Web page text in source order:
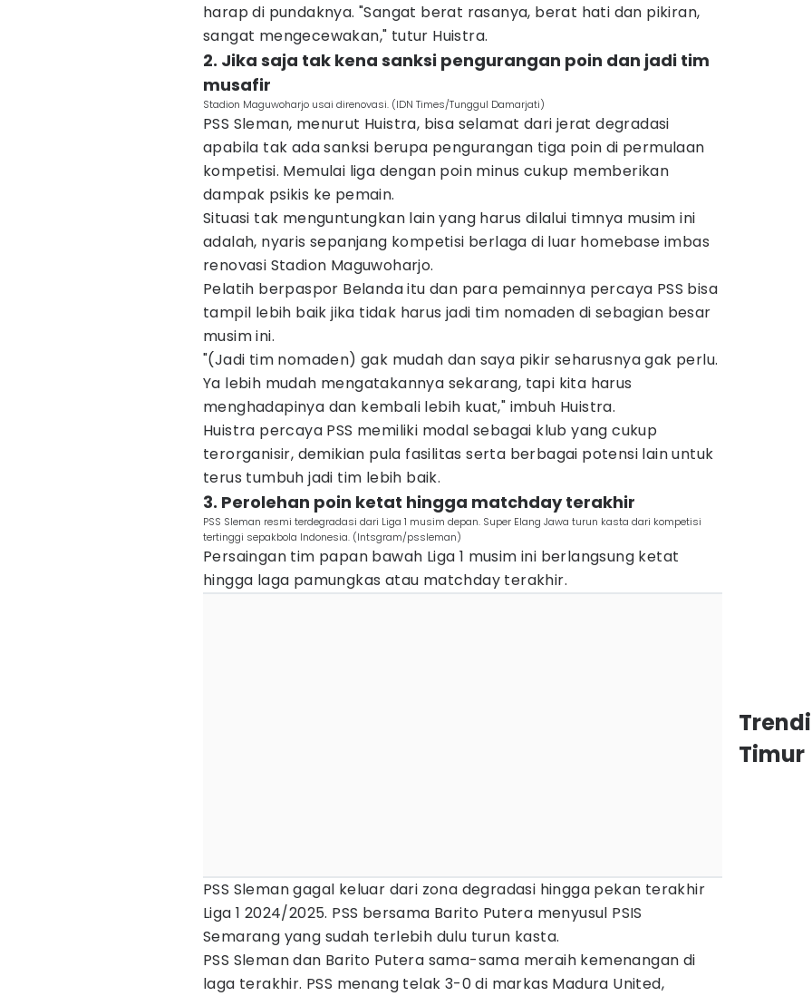
harap di pundaknya. "Sangat berat rasanya, berat hati dan pikiran,
sangat mengecewakan," tutur Huistra.
2. Jika saja tak kena sanksi pengurangan poin dan jadi tim
musafir
Stadion Maguwoharjo usai direnovasi. (IDN Times/Tunggul Damarjati)
PSS Sleman, menurut Huistra, bisa selamat dari jerat degradasi
apabila tak ada sanksi berupa pengurangan tiga poin di permulaan
kompetisi. Memulai liga dengan poin minus cukup memberikan
dampak psikis ke pemain.
Situasi tak menguntungkan lain yang harus dilalui timnya musim ini
adalah, nyaris sepanjang kompetisi berlaga di luar homebase imbas
renovasi Stadion Maguwoharjo.
Pelatih berpaspor Belanda itu dan para pemainnya percaya PSS bisa
tampil lebih baik jika tidak harus jadi tim nomaden di sebagian besar
musim ini.
"(Jadi tim nomaden) gak mudah dan saya pikir seharusnya gak perlu.
Ya lebih mudah mengatakannya sekarang, tapi kita harus
menghadapinya dan kembali lebih kuat," imbuh Huistra.
Huistra percaya PSS memiliki modal sebagai klub yang cukup
terorganisir, demikian pula fasilitas serta berbagai potensi lain untuk
terus tumbuh jadi tim lebih baik.
3. Perolehan poin ketat hingga matchday terakhir
PSS Sleman resmi terdegradasi dari Liga 1 musim depan. Super Elang Jawa turun kasta dari kompetisi
tertinggi sepakbola Indonesia. (Intsgram/pssleman)
Persaingan tim papan bawah Liga 1 musim ini berlangsung ketat
hingga laga pamungkas atau matchday terakhir.
PSS Sleman gagal keluar dari zona degradasi hingga pekan terakhir
Liga 1 2024/2025. PSS bersama Barito Putera menyusul PSIS
Semarang yang sudah terlebih dulu turun kasta.
PSS Sleman dan Barito Putera sama-sama meraih kemenangan di
laga terakhir. PSS menang telak 3-0 di markas Madura United,
Timur